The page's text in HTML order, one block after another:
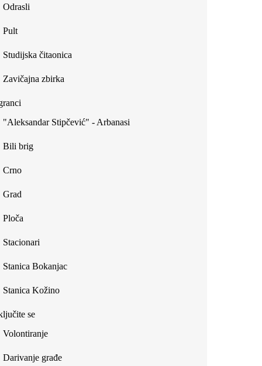
Odrasli
Pult
Studijska čitaonica
Zavičajna zbirka
"Aleksandar Stipčević" - Arbanasi
Bili brig
Crno
Grad
Ploča
Stacionari
Stanica Bokanjac
Stanica Kožino
se
Volontiranje
Darivanje građe